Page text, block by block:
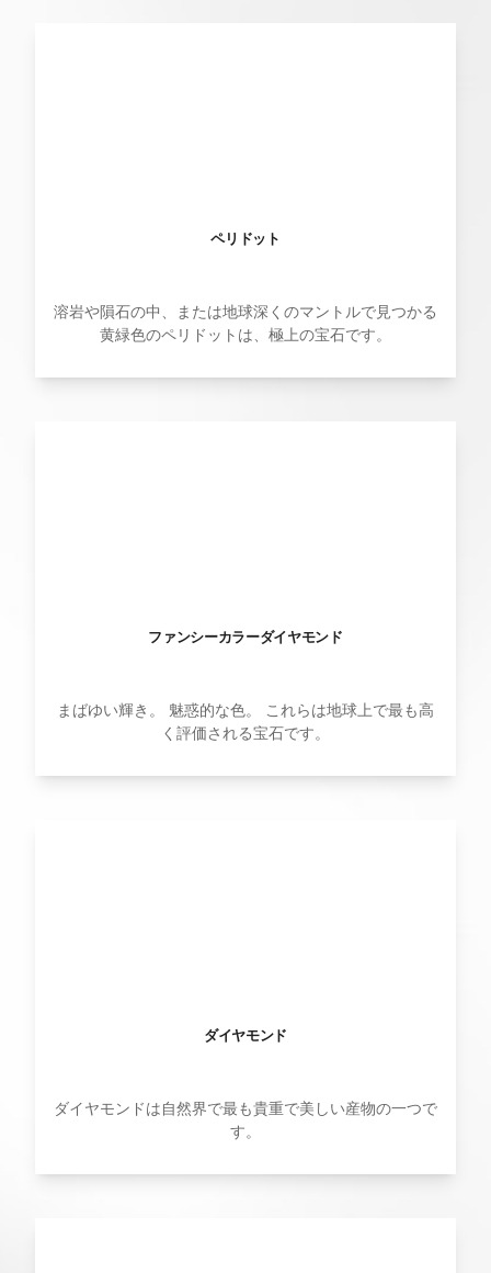
ペリドット
溶岩や隕石の中、または地球深くのマントルで見つかる
黄緑色のペリドットは、極上の宝石です。
ファンシーカラーダイヤモンド
まばゆい輝き。 魅惑的な色。 これらは地球上で最も高
く評価される宝石です。
ダイヤモンド
ダイヤモンドは自然界で最も貴重で美しい産物の一つで
す。